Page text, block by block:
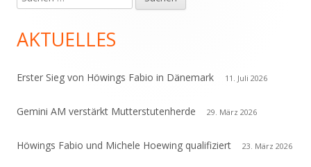
Seitenleiste
nach:
AKTUELLES
Erster Sieg von Höwings Fabio in Dänemark 11. Juli 2026
Gemini AM verstärkt Mutterstutenherde 29. März 2026
Höwings Fabio und Michele Hoewing qualifiziert 23. März 2026